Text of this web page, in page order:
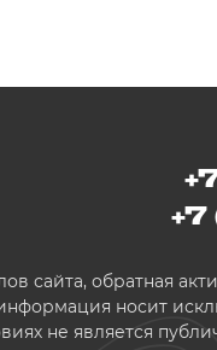
сайта, обратная
носит
не является